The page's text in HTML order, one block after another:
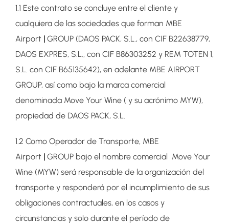
1.1 Este contrato se concluye entre el cliente y
cualquiera de las sociedades que forman MBE
Airport | GROUP (DAOS PACK, S.L., con CIF B22638779,
DAOS EXPRES, S.L., con CIF B86303252 y REM TOTEN 1,
S.L. con CIF B65135642), en adelante MBE AIRPORT
GROUP, así como bajo la marca comercial
denominada Move Your Wine ( y su acrónimo MYW),
propiedad de DAOS PACK, S.L.
1.2 Como Operador de Transporte, MBE
Airport | GROUP bajo el nombre comercial Move Your
Wine (MYW) será responsable de la organización del
transporte y responderá por el incumplimiento de sus
obligaciones contractuales, en los casos y
circunstancias y solo durante el período de